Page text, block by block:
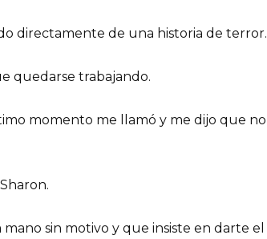
directamente de una historia de terror.
quedarse trabajando.
momento me llamó y me dijo que no
sin motivo y que insiste en darte el